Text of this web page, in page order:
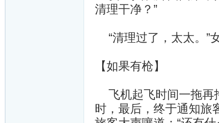
清理干净？”
“清理过了，太太。”
【如果有枪】
飞机起飞时间一拖再
时，最后，终于通知旅